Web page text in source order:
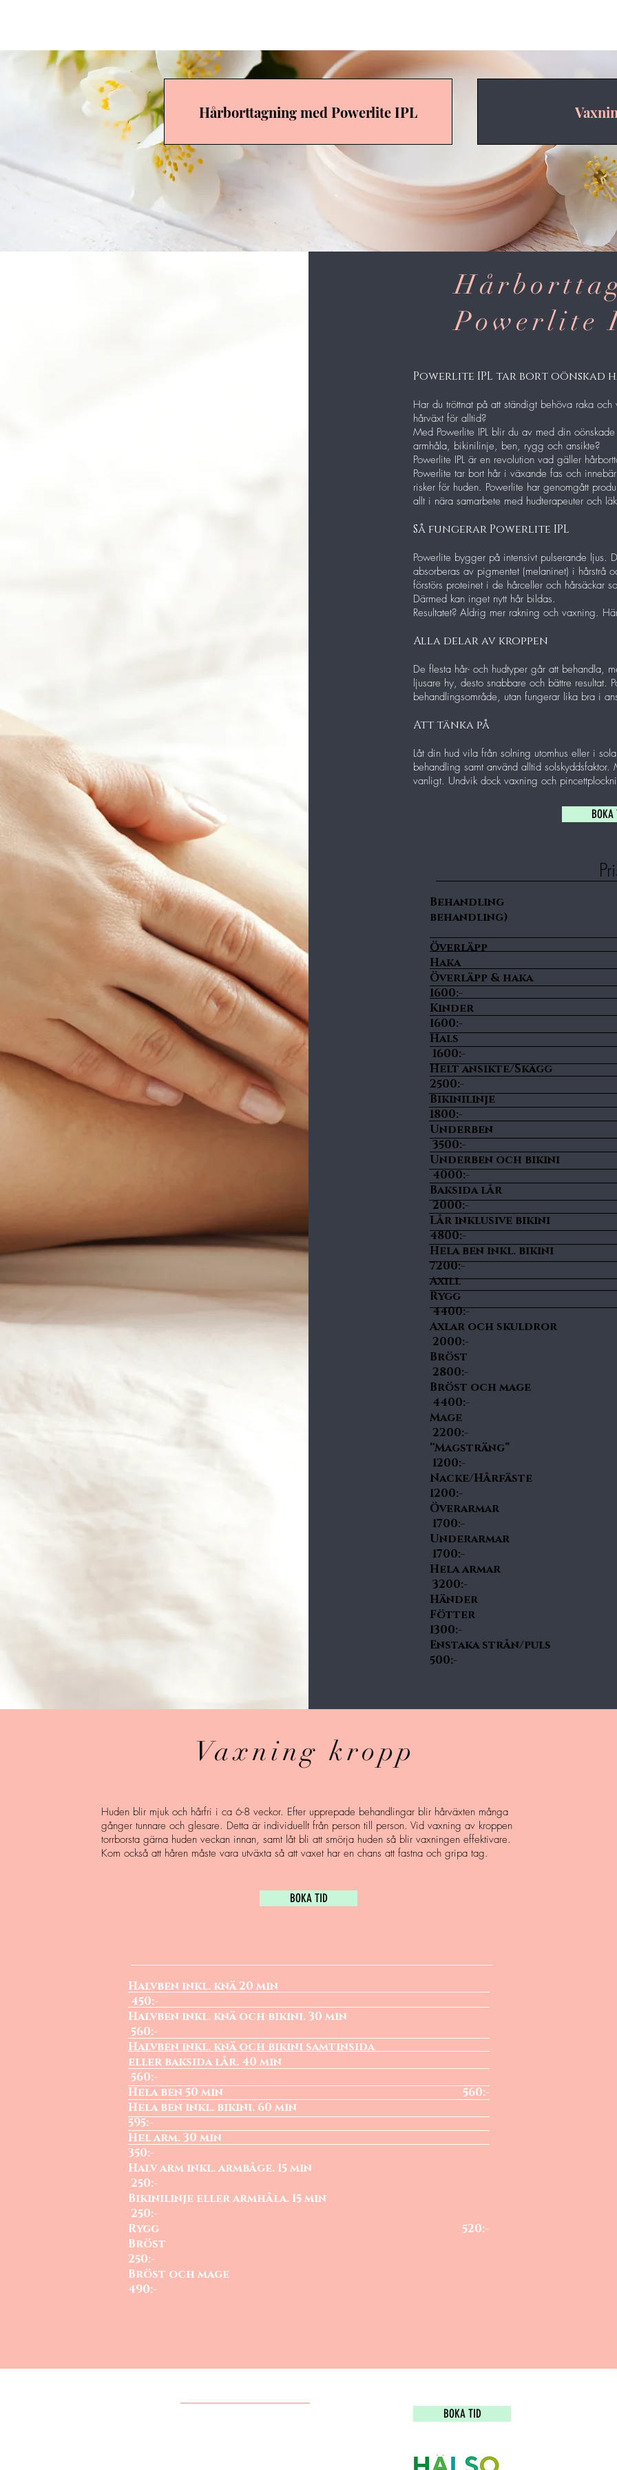
Hårborttagning med Powerlite IPL
Powerlite
Powerlite IPL tar bort
Har du tröttnat på att ständigt behöva raka
hårväxt för alltid?
Med Powerlite IPL blir du av med din
armhåla, bikinilinje, ben, rygg och ansikte?
Powerlite IPL är en revolution vad gäller
Powerlite tar bort hår i växande fas och
risker för huden. Powerlite har genomgått
allt i nära samarbete med hudterapeuter och
Så fungerar Powerlite IPL
Powerlite bygger på intensivt pulserande ljus.
absorberas av pigmentet (melaninet) i hårstrå
förstörs proteinet i de hårceller och hårsäckar
Därmed kan inget nytt hår bildas.
Resultatet? Aldrig mer rakning och vaxning.
Alla delar av kroppen
De flesta hår- och hudtyper går att behandla,
ljusare hy, desto snabbare och bättre resultat.
behandlingsområde, utan fungerar lika bra i
Att tänka på
Låt din hud vila från solning utomhus eller i
behandling samt använd alltid
vanligt. Undvik dock vaxning och
BOKA
Behandling
behandling)
Haka
Överläpp
1600:-
1600:-
1600:-
Helt
2500:-
1800:-
3500:-
Underben
4000:-
2000:-
Lår
4800:-
Hela ben
7200:-
Axill
4400:-
Axlar och
2000:-
2800:-
Bröst
4400:-
2200:-
1200:-
Nacke/
1200:-
1700:-
1700:-
Hela
3200:-
1300:-
Enstaka
500:-
Vaxning kropp
Huden blir mjuk och hårfri i ca 6-8 veckor. Efter upprepade behandlingar blir hårväxten många
gånger tunnare och glesare. Detta är individuellt från person till person. Vid vaxning av kroppen
torrborsta gärna huden veckan innan, samt låt bli att smörja huden så blir vaxningen effektivare.
Kom också att håren måste vara utväxta så att vaxet har en chans att fastna och gripa tag.
BOKA TID
Halvben inkl. knä 20 min
450:-
Halvben inkl. knä och bikini. 30 min
560:-
Halvben inkl. knä och bikini samtinsida
eller baksida lår. 40 min
560:-
Hela ben 50 min 560:-
Hela ben inkl. bikini. 60 min
595:-
Hel arm. 30 min
350:-
Halv arm inkl. armbåge. 15 min
250:-
Bikinilinje eller armhåla. 15 min
250:-
Rygg 520:-
Bröst
250:-
Bröst och mage
490:-
BOKA TID